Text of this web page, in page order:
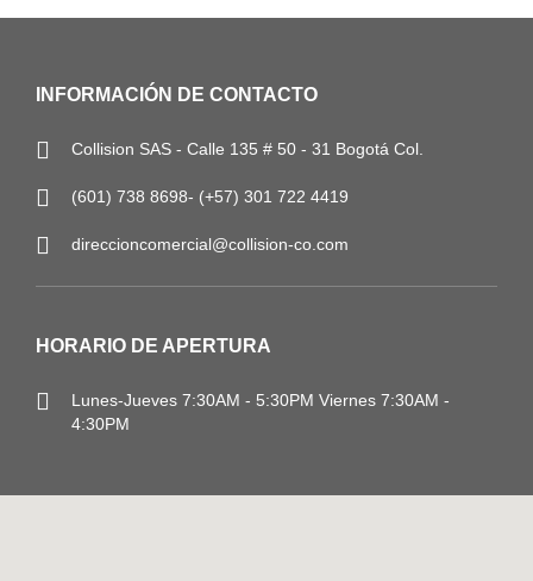
INFORMACIÓN DE CONTACTO
Collision SAS - Calle 135 # 50 - 31 Bogotá Col.
(601) 738 8698- (+57) 301 722 4419
direccioncomercial@collision-co.com
HORARIO DE APERTURA
Lunes-Jueves 7:30AM - 5:30PM Viernes 7:30AM -
4:30PM